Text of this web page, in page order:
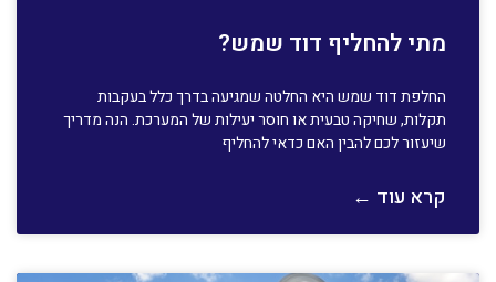
מתי להחליף דוד שמש?
החלפת דוד שמש היא החלטה שמגיעה בדרך כלל בעקבות
תקלות, שחיקה טבעית או חוסר יעילות של המערכת. הנה מדריך
שיעזור לכם להבין האם כדאי להחליף
קרא עוד ←